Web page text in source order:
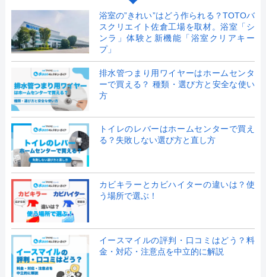
浴室の”きれい”はどう作られる？TOTOバ
スクリエイト佐倉工場を取材。浴室「シ
ンラ」体験と新機能「浴室クリアキー
プ」
排水管つまり用ワイヤーはホームセンタ
ーで買える？ 種類・選び方と安全な使い
方
トイレのレバーはホームセンターで買え
る？失敗しない選び方と直し方
カビキラーとカビハイターの違いは？使
う場所で選ぶ！
イースマイルの評判・口コミはどう？料
金・対応・注意点を中立的に解説